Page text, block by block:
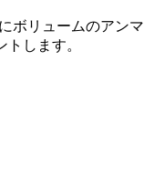
ボリュームのアンマ
します。